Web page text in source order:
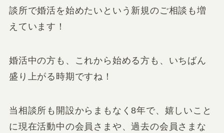
談所で婚活を始めたいという新規のご相談も増
えています！
婚活中の方も、これから始める方も、いちばん
盛り上がる時期ですね！
当相談所も開設からまもなく8年で、嬉しいこと
に現在活動中の会員さまや、過去の会員さまな